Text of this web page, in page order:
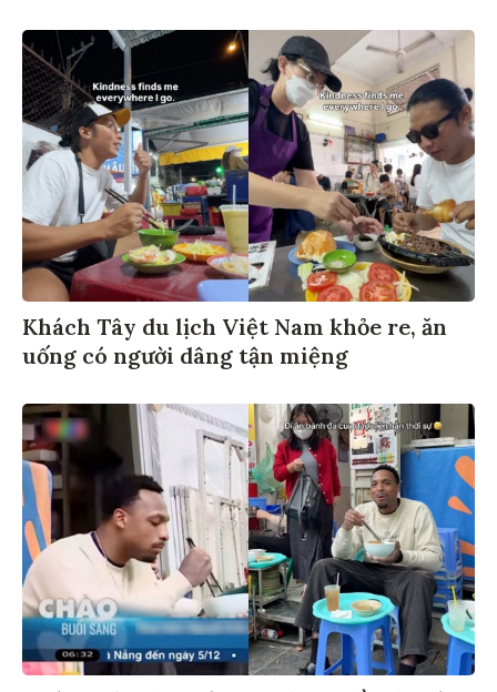
Khách Tây du lịch Việt Nam khỏe re, ăn
uống có người dâng tận miệng